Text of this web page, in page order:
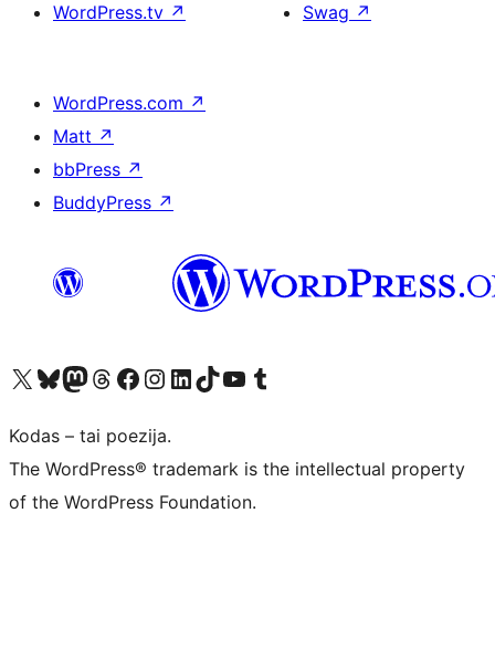
WordPress.tv ↗
Swag ↗
WordPress.com ↗
Matt ↗
bbPress ↗
BuddyPress ↗
Visit our X (formerly Twitter) account
Apsilankykite mūsų Bluesky paskyroje
Visit our Mastodon account
Apsilankykite mūsų Threads paskyroje
Visit our Facebook page
Visit our Instagram account
Visit our LinkedIn account
Apsilankykite mūsų TikTok paskyroje
Visit our YouTube channel
Apsilankykite mūsų Tumblr paskyroje
Kodas – tai poezija.
The WordPress® trademark is the intellectual property
of the WordPress Foundation.